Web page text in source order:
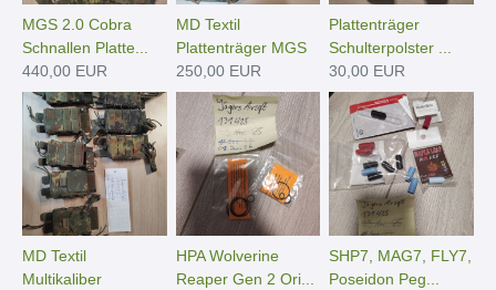
MGS 2.0 Cobra
Schnallen Platte...
440,00 EUR
MD Textil
Plattenträger MGS
250,00 EUR
Plattenträger
Schulterpolster ...
30,00 EUR
MD Textil
Multikaliber
HPA Wolverine
Reaper Gen 2 Ori...
SHP7, MAG7, FLY7,
Poseidon Peg...